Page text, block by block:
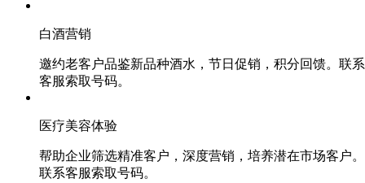
白酒营销
邀约老客户品鉴新品种酒水，节日促销，积分回馈。联系
客服索取号码。
医疗美容体验
帮助企业筛选精准客户，深度营销，培养潜在市场客户。
联系客服索取号码。